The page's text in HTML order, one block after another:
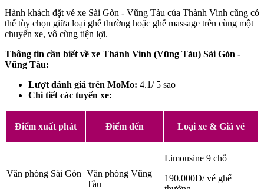
Hành khách đặt vé xe Sài Gòn - Vũng Tàu của Thành Vinh cũng có
thể tùy chọn giữa loại ghế thường hoặc ghế massage trên cùng một
chuyến xe, vô cùng tiện lợi.
Thông tin cần biết về xe Thành Vinh (Vũng Tàu) Sài Gòn -
Vũng Tàu:
Lượt đánh giá trên MoMo: 4.1/ 5 sao
Chi tiết các tuyến xe:
Điểm xuất phát Điểm đến Loại xe & Giá vé
Văn phòng Sài Gòn Văn phòng Vũng
Tàu
Limousine 9 chỗ
190.000Đ/ vé ghế